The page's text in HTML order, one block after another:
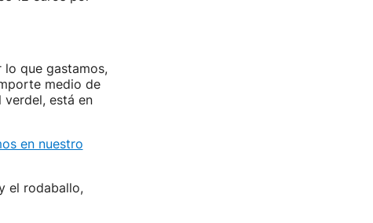
que gastamos,
medio de
verdel, está en
en nuestro
el rodaballo,